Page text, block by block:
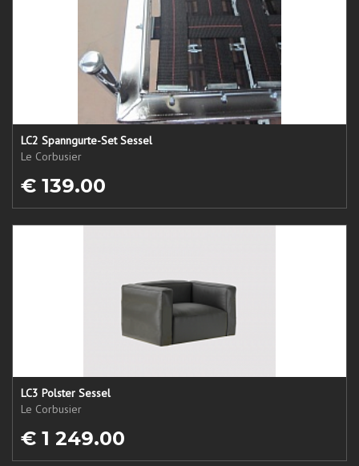
LC2 Spanngurte-Set Sessel
Le Corbusier
€ 139.00
LC3 Polster Sessel
Le Corbusier
€ 1 249.00